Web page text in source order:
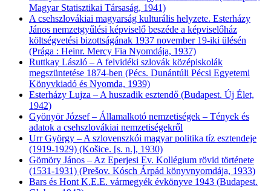
Magyar Statisztikai Társaság, 1941)
A csehszlovákiai magyarság kulturális helyzete. Esterházy
János nemzetgyűlési képviselő beszéde a képviselőház
költségvetési bizottságának 1937 november 19-iki ülésén
(Prága : Heinr. Mercy Fia Nyomdája, 1937)
Ruttkay László – A felvidéki szlovák középiskolák
megszüntetése 1874-ben (Pécs. Dunántúli Pécsi Egyetemi
Könyvkiadó és Nyomda, 1939)
Esterházy Lujza – A huszadik esztendő (Budapest. Új Élet,
1942)
Gyönyör József – Államalkotó nemzetiségek – Tények és
adatok a csehszlovákiai nemzetiségekről
Urr György – A szlovenszkói magyar politika tíz esztendeje
(1919-1929) (Košice. [s. n.], 1930)
Gömöry János – Az Eperjesi Ev. Kollégium rövid története
(1531-1931) (Prešov. Kósch Árpád könyvnyomdája, 1933)
Bars és Hont K.E.E. vármegyék évkönyve 1943 (Budapest.